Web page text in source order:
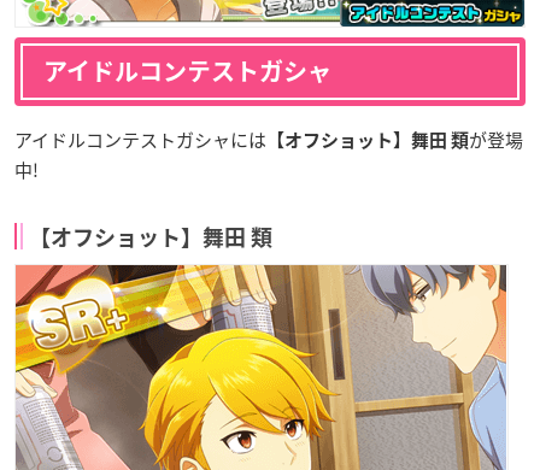
アイドルコンテストガシャ
アイドルコンテストガシャには 【オフショット】舞田 類が登場
中!
【オフショット】舞田 類